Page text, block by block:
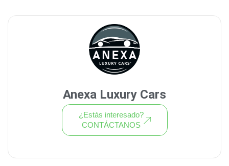
Anexa Luxury Cars
¿Estás interesado?
CONTÁCTANOS